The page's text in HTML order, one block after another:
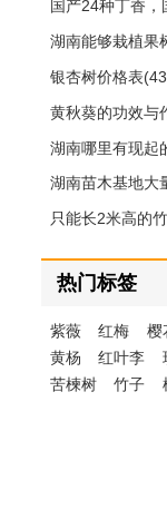
国产24种丁香
湖南能够栽植果
银杏树价格表
黄秋葵的功效与
湖南哪里有现起
湖南苗木基地大
只能长2米高的
热门标签
紫薇 红梅 樱
黄杨
红叶李
苦楝树
竹子